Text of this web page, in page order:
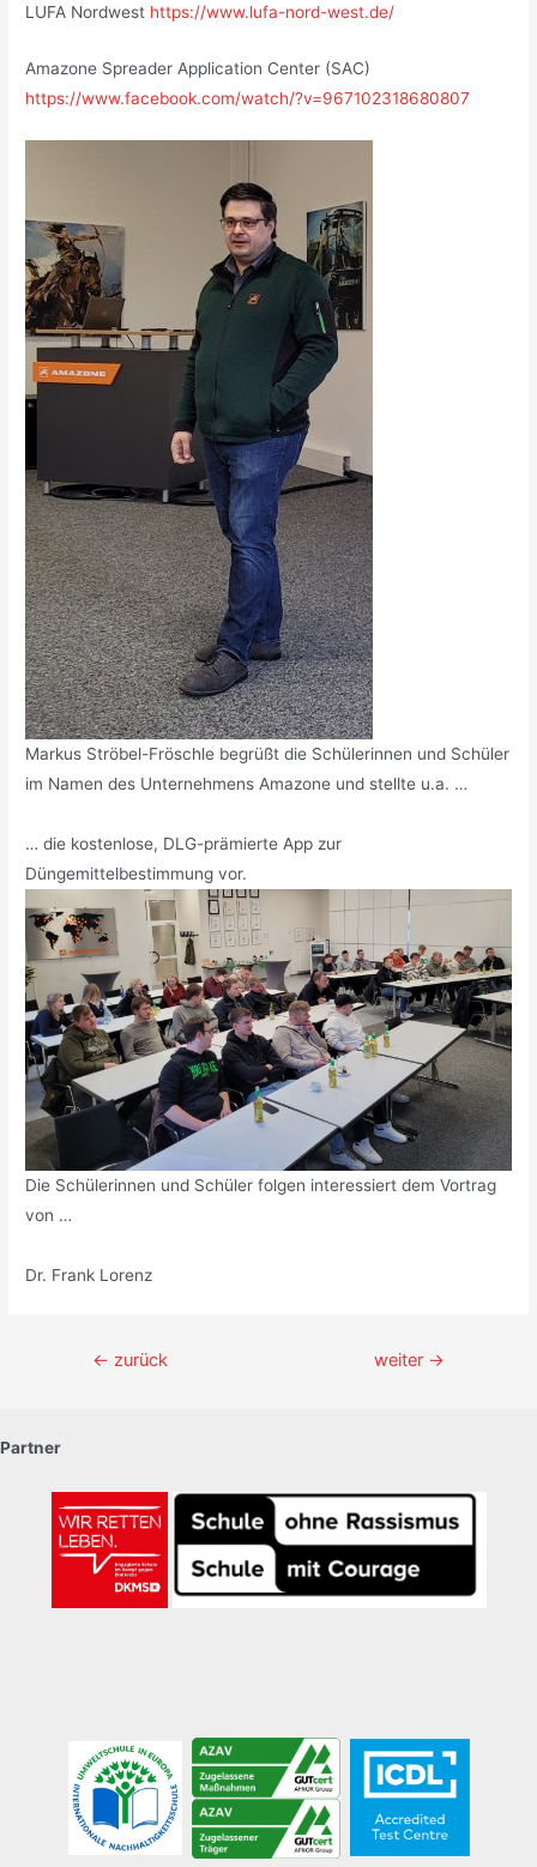
LUFA Nordwest https://www.lufa-nord-west.de/
Amazone Spreader Application Center (SAC)
https://www.facebook.com/watch/?v=967102318680807
Markus Ströbel-Fröschle begrüßt die Schülerinnen und Schüler
im Namen des Unternehmens Amazone und stellte u.a. …
… die kostenlose, DLG-prämierte App zur
Düngemittelbestimmung vor.
Die Schülerinnen und Schüler folgen interessiert dem Vortrag
von …
Dr. Frank Lorenz
Beitragsnavigation
← zurück weiter →
Partner